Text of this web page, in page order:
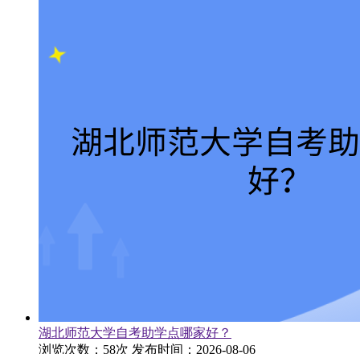
湖北师范大学自考助学点哪家好？
浏览次数：58次 发布时间：2026-08-06